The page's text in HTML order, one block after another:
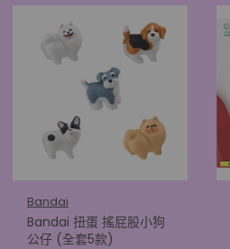
Bandai
Bandai 扭蛋 搖屁股小狗
公仔 (全套5款)